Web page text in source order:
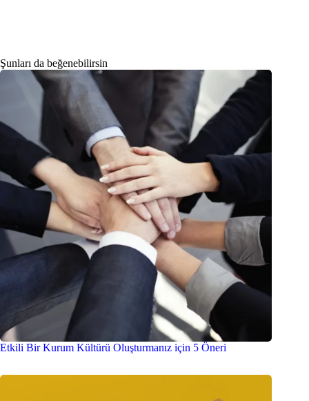
Şunları da beğenebilirsin
Etkili Bir Kurum Kültürü Oluşturmanız için 5 Öneri